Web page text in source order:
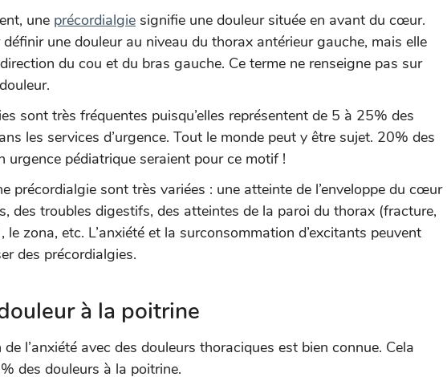
une précordialgie signifie une douleur située en avant du cœur.
définir une douleur au niveau du thorax antérieur gauche, mais elle
du cou et du bras gauche. Ce terme ne renseigne pas sur
sont très fréquentes puisqu’elles représentent de 5 à 25% des
les services d’urgence. Tout le monde peut y être sujet. 20% des
urgence pédiatrique seraient pour ce motif !
précordialgie sont très variées : une atteinte de l’enveloppe du cœur
des troubles digestifs, des atteintes de la paroi du thorax (fracture,
le zona, etc. L’anxiété et la surconsommation d’excitants peuvent
des précordialgies.
à la poitrine
l’anxiété avec des douleurs thoraciques est bien connue. Cela
des douleurs à la poitrine.